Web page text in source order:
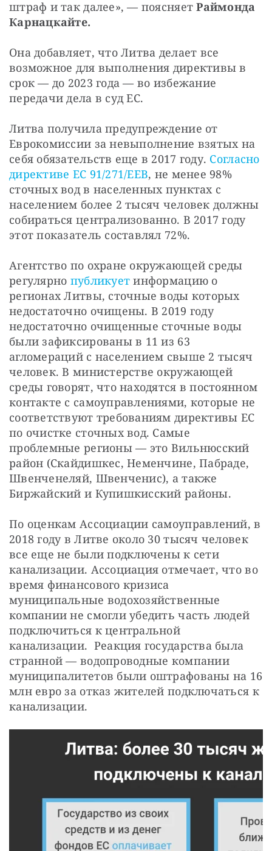
штраф и так далее», — поясняет Раймонда
Карнацкайте.
Она добавляет, что Литва делает все
возможное для выполнения директивы в
срок — до 2023 года — во избежание
передачи дела в суд ЕС.
Литва получила предупреждение от
Еврокомиссии за невыполнение взятых на
себя обязательств еще в 2017 году. Согласно
директиве ЕС 91/271/EEB, не менее 98%
сточных вод в населенных пунктах с
населением более 2 тысяч человек должны
собираться централизованно. В 2017 году
этот показатель составлял 72%.
Агентство по охране окружающей среды
регулярно публикует информацию о
регионах Литвы, сточные воды которых
недостаточно очищены. В 2019 году
недостаточно очищенные сточные воды
были зафиксированы в 11 из 63
агломераций с населением свыше 2 тысяч
человек. В министерстве окружающей
среды говорят, что находятся в постоянном
контакте с самоуправлениями, которые не
соответствуют требованиям директивы ЕС
по очистке сточных вод. Самые
проблемные регионы — это Вильнюсский
район (Скайдишкес, Неменчине, Пабраде,
Швенченеляй, Швенченис), а также
Биржайский и Купишкисский районы.
По оценкам Ассоциации самоуправлений, в
2018 году в Литве около 30 тысяч человек
все еще не были подключены к сети
канализации. Ассоциация отмечает, что во
время финансового кризиса
муниципальные водохозяйственные
компании не смогли убедить часть людей
подключиться к центральной
канализации. Реакция государства была
странной — водопроводные компании
муниципалитетов были оштрафованы на 16
млн евро за отказ жителей подключаться к
канализации.